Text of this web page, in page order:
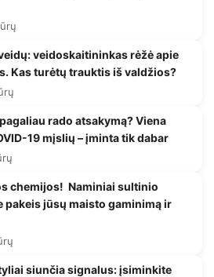
veidoskaitininkas rėžė apie
Kas turėtų trauktis iš valdžios?
rado atsakymą? Viena
19 mįslių – įminta tik dabar
chemijos! Naminiai sultinio
pakeis jūsų maisto gaminimą ir
siunčia signalus: įsiminkite